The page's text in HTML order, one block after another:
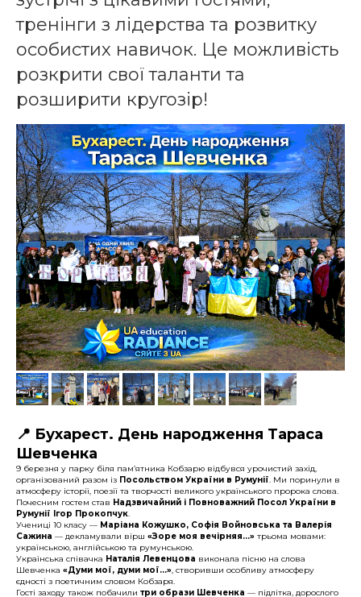
тренінги з лідерства та розвитку
особистих навичок. Це можливість
розкрити свої таланти та
розширити кругозір!
📍 Бухарест. День народження Тараса
Шевченка
9 березня у парку біля пам’ятника Кобзарю відбувся урочистий захід,
організований разом із Посольством України в Румунії. Ми поринули в
атмосферу історії, поезії та творчості великого українського пророка слова.
Почесним гостем став Надзвичайний і Повноважний Посол України в
Румунії Ігор Прокопчук.
Учениці 10 класу — Маріана Кожушко, Софія Войновська та Валерія
Сажина — декламували вірш «Зоре моя вечірняя…» трьома мовами:
українською, англійською та румунською.
Українська співачка Наталія Левенцова виконала пісню на слова
Шевченка «Думи мої, думи мої…», створивши особливу атмосферу
єдності з поетичним словом Кобзаря.
Гості заходу також побачили три образи Шевченка — підлітка, дорослого